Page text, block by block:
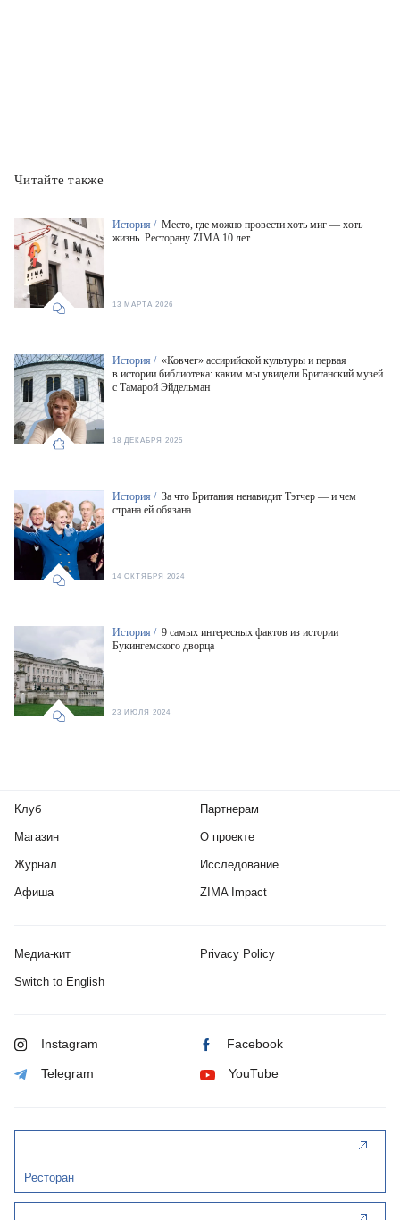
Читайте также
История / Место, где можно провести хоть миг — хоть
жизнь. Ресторану ZIMA 10 лет
13 МАРТА 2026
История / «Ковчег» ассирийской культуры и первая
в истории библиотека: каким мы увидели Британский музей
с Тамарой Эйдельман
18 ДЕКАБРЯ 2025
История / За что Британия ненавидит Тэтчер — и чем
страна ей обязана
14 ОКТЯБРЯ 2024
История / 9 самых интересных фактов из истории
Букингемского дворца
23 ИЮЛЯ 2024
Клуб
Магазин
Журнал
Афиша
Партнерам
О проекте
Исследование
ZIMA Impact
Медиа-кит Privacy Policy
Switch to English
Instagram Facebook
Telegram YouTube
Ресторан